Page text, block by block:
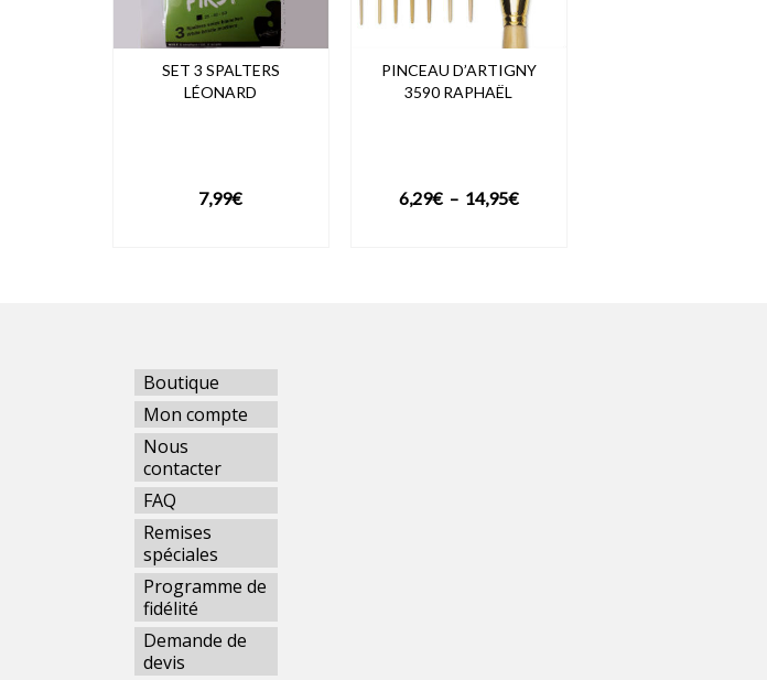
SET 3 SPALTERS
LÉONARD
7,99€
PINCEAU D’ARTIGNY
3590 RAPHAËL
6,29€ – 14,95€Plage
Boutique
Mon compte
Nous
contacter
FAQ
Remises
spéciales
Programme de
fidélité
Demande de
devis